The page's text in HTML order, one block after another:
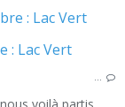
: Lac Vert
…